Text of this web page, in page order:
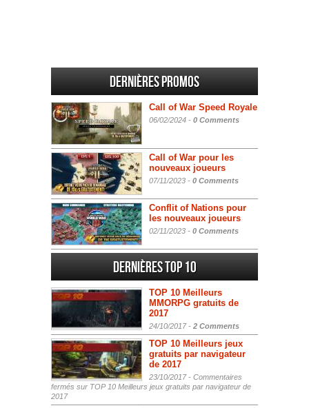
Dernières promos
Call of War Speed Royale
06/02/2024 - 0 Comments
Call of War pour les
nouveaux joueurs
07/11/2023 - 0 Comments
Conflit of Nations pour
les nouveaux joueurs
02/11/2023 - 0 Comments
Dernières Top 10
TOP 10 Meilleurs
MMORPG gratuits de
2017
24/10/2017 - 2 Comments
TOP 10 Meilleurs jeux
gratuits par navigateur
de 2017
23/10/2017 - Commentaires
fermés sur TOP 10 Meilleurs jeux gratuits par navigateur de
2017